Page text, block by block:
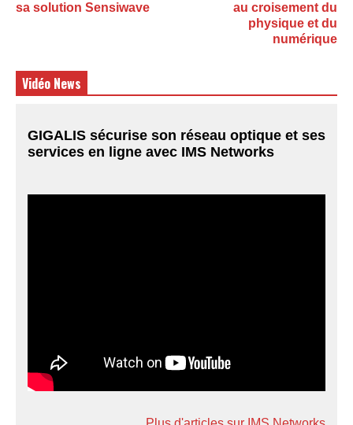
sa solution Sensiwave
au croisement du
physique et du
numérique
Vidéo News
GIGALIS sécurise son réseau optique et ses
services en ligne avec IMS Networks